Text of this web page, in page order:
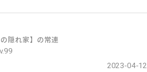
隠れ家】の常連
2023-04-12